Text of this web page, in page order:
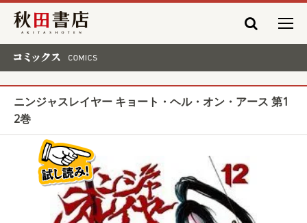
秋田書店
ニンジャスレイヤー キョート・ヘル・オン・アース 第1
2巻